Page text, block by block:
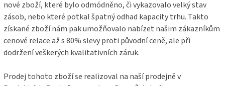
nové zboží, které bylo odmódněno, či vykazovalo velký stav
zásob, nebo které potkal špatný odhad kapacity trhu. Takto
získané zboží nám pak umožňovalo nabízet našim zákazníkům
cenové relace až s 80% slevy proti původní ceně, ale při
dodržení veškerých kvalitativních záruk.
Prodej tohoto zboží se realizoval na naší prodejně v